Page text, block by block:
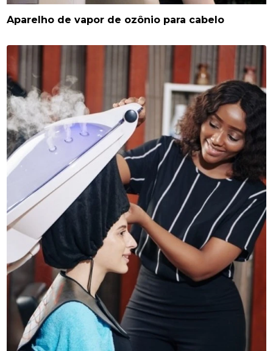
Aparelho de vapor de ozônio para cabelo